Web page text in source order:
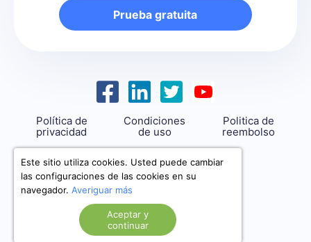
Prueba gratuita
Política de
privacidad
Condiciones
de uso
Politica de
reembolso
support@savemyleads.com
Este sitio utiliza cookies. Usted puede cambiar
las configuraciones de las cookies en su
navegador. Averiguar más
Aceptar y
continuar